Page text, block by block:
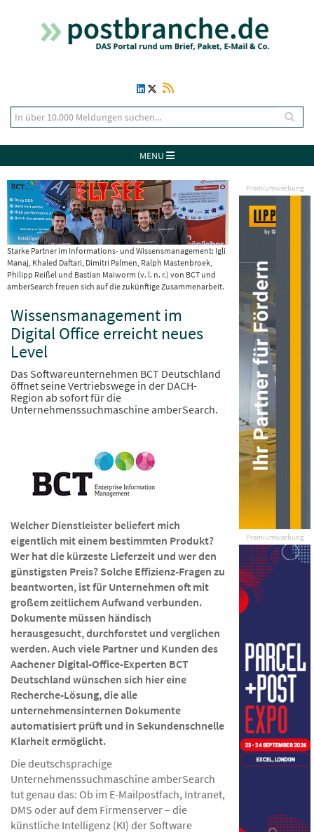
MENU
Premiumwerbung
Premiumwerbung
Starke Partner im Informations- und Wissensmanagement: Igli
Manaj, Khaled Daftari, Dimitri Palmen, Ralph Mastenbroek,
Philipp Reißel und Bastian Maiworm (v. l. n. r.) von BCT und
amberSearch freuen sich auf die zukünftige Zusammenarbeit.
Wissensmanagement im
Digital Office erreicht neues
Level
Das Softwareunternehmen BCT Deutschland
öffnet seine Vertriebswege in der DACH-
Region ab sofort für die
Unternehmenssuchmaschine amberSearch.
Welcher Dienstleister beliefert mich
eigentlich mit einem bestimmten Produkt?
Wer hat die kürzeste Lieferzeit und wer den
günstigsten Preis? Solche Effizienz-Fragen zu
beantworten, ist für Unternehmen oft mit
großem zeitlichem Aufwand verbunden.
Dokumente müssen händisch
herausgesucht, durchforstet und verglichen
werden. Auch viele Partner und Kunden des
Aachener Digital-Office-Experten BCT
Deutschland wünschen sich hier eine
Recherche-Lösung, die alle
unternehmensinternen Dokumente
automatisiert prüft und in Sekundenschnelle
Klarheit ermöglicht.
Die deutschsprachige
Unternehmenssuchmaschine amberSearch
tut genau das: Ob im E-Mailpostfach, Intranet,
DMS oder auf dem Firmenserver – die
künstliche Intelligenz (KI) der Software